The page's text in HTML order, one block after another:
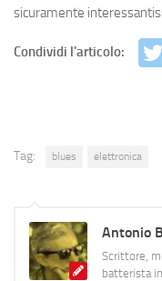
sicuramente
Condividi l'articolo:
Tag: blues elettronica
Antonio
Scrittore,
batterista